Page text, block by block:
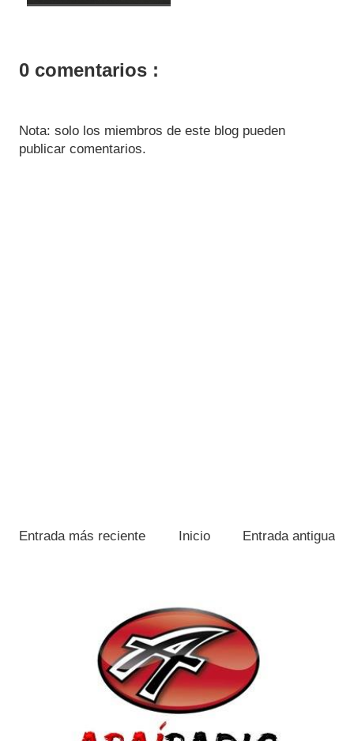
0 comentarios :
Nota: solo los miembros de este blog pueden
publicar comentarios.
Entrada más reciente Entrada antigua
Inicio